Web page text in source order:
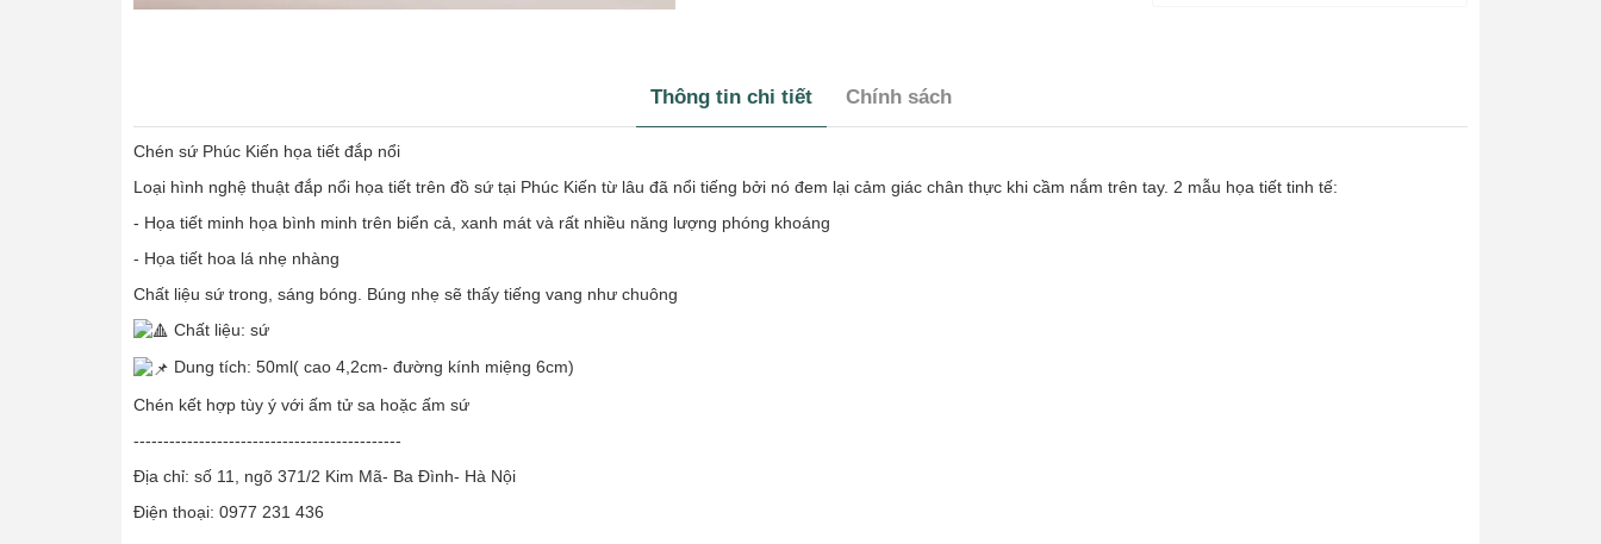
Thông tin chi tiết Chính sách
Chén sứ Phúc Kiến họa tiết đắp nổi
Loại hình nghệ thuật đắp nổi họa tiết trên đồ sứ tại Phúc Kiến từ lâu đã nổi tiếng bởi nó đem lại cảm giác chân thực khi cầm nắm trên tay. 2 mẫu họa tiết tinh tế:
- Họa tiết minh họa bình minh trên biển cả, xanh mát và rất nhiều năng lượng phóng khoáng
- Họa tiết hoa lá nhẹ nhàng
Chất liệu sứ trong, sáng bóng. Búng nhẹ sẽ thấy tiếng vang như chuông
Chất liệu: sứ
Dung tích: 50ml( cao 4,2cm- đường kính miệng 6cm)
Chén kết hợp tùy ý với ấm tử sa hoặc ấm sứ
---------------------------------------------
Địa chỉ: số 11, ngõ 371/2 Kim Mã- Ba Đình- Hà Nội
Điện thoại: 0977 231 436